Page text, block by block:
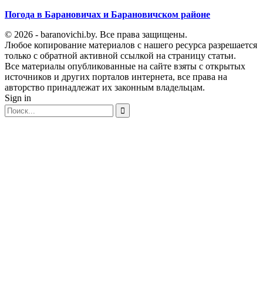
Погода в Барановичах и Барановичском районе
© 2026 - baranovichi.by. Все права защищены.
Любое копирование материалов с нашего ресурса разрешается
только с обратной активной ссылкой на страницу статьи.
Все материалы опубликованные на сайте взяты с открытых
источников и других порталов интернета, все права на
авторство принадлежат их законным владельцам.
Sign in